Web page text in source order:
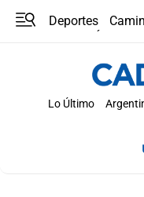
Deportes
Lo Último